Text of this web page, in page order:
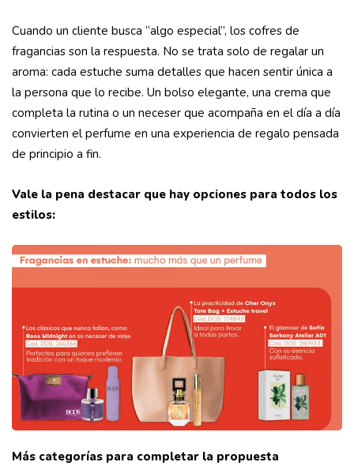
Cuando un cliente busca “algo especial”, los cofres de
fragancias son la respuesta. No se trata solo de regalar un
aroma: cada estuche suma detalles que hacen sentir única a
la persona que lo recibe. Un bolso elegante, una crema que
completa la rutina o un neceser que acompaña en el día a día
convierten el perfume en una experiencia de regalo pensada
de principio a fin.
Vale la pena destacar que hay opciones para todos los
estilos:
Más categorías para completar la propuesta